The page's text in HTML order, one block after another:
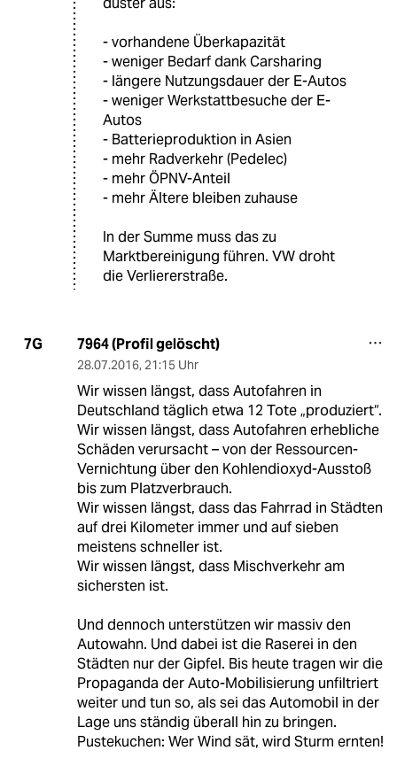
- vorhandene Überkapazität
- weniger Bedarf dank Carsharing
- längere Nutzungsdauer der E-Autos
- weniger Werkstattbesuche der E-
Autos
- Batterieproduktion in Asien
- mehr Radverkehr (Pedelec)
- mehr ÖPNV-Anteil
- mehr Ältere bleiben zuhause
In der Summe muss das zu
Marktbereinigung führen. VW droht
die Verliererstraße.
7G 7964 (Profil gelöscht)
28.07.2016, 21:15 Uhr
Wir wissen längst, dass Autofahren in
Deutschland täglich etwa 12 Tote „produziert“.
Wir wissen längst, dass Autofahren erhebliche
Schäden verursacht – von der Ressourcen-
Vernichtung über den Kohlendioxyd-Ausstoß
bis zum Platzverbrauch.
Wir wissen längst, dass das Fahrrad in Städten
auf drei Kilometer immer und auf sieben
meistens schneller ist.
Wir wissen längst, dass Mischverkehr am
sichersten ist.
Und dennoch unterstützen wir massiv den
Autowahn. Und dabei ist die Raserei in den
Städten nur der Gipfel. Bis heute tragen wir die
Propaganda der Auto-Mobilisierung unfiltriert
weiter und tun so, als sei das Automobil in der
Lage uns ständig überall hin zu bringen.
Pustekuchen: Wer Wind sät, wird Sturm ernten!